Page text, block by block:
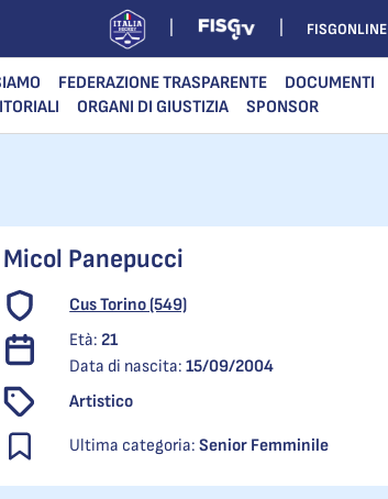
FISGONLINE
FEDERAZIONE TRASPARENTE DOCUMENTI
ORGANI DI GIUSTIZIA SPONSOR
Micol Panepucci
Cus Torino (549)
Età:21
Data di nascita:15/09/2004
Artistico
Ultima categoria:Senior Femminile